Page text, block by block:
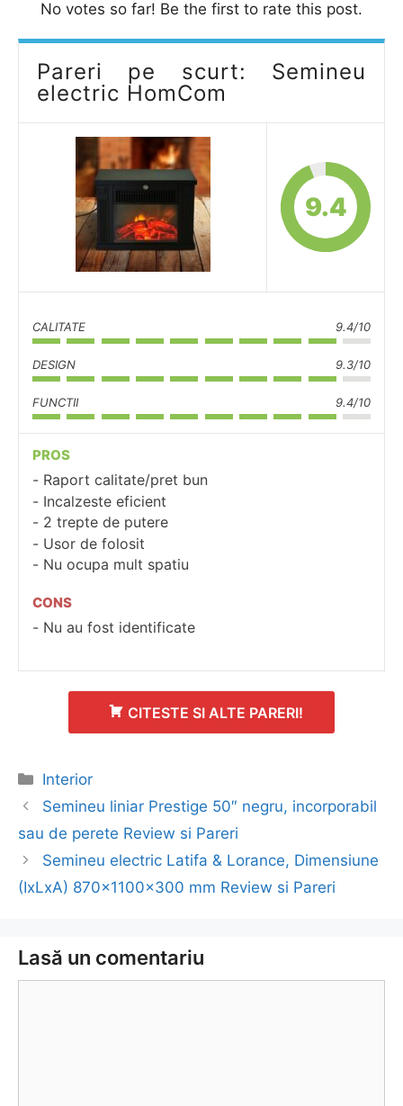
No votes so far! Be the first to rate this post.
Pareri pe scurt: Semineu
electric HomCom
9.4
CALITATE 9.4/10
DESIGN 9.3/10
FUNCTII 9.4/10
PROS
Raport calitate/pret bun
Incalzeste eficient
2 trepte de putere
Usor de folosit
Nu ocupa mult spatiu
CONS
Nu au fost identificate
CITESTE SI ALTE PARERI!
Categorii
Interior
Navigare
în
Semineu liniar Prestige 50″ negru, incorporabil
sau de perete Review si Pareri
Semineu electric Latifa & Lorance, Dimensiune
(IxLxA) 870x1100x300 mm Review si Pareri
Lasă un comentariu